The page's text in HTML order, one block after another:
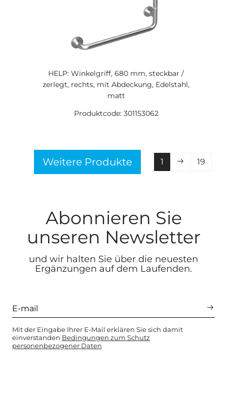
HELP: Winkelgriff, 680 mm, steckbar /
zerlegt, rechts, mit Abdeckung, Edelstahl,
matt
Produktcode: 301153062
Weitere Produkte 1 19
Abonnieren Sie
unseren Newsletter
und wir halten Sie über die neuesten
Ergänzungen auf dem Laufenden.
Mit der Eingabe Ihrer E-Mail erklären Sie sich damit
einverstanden Bedingungen zum Schutz
personenbezogener Daten